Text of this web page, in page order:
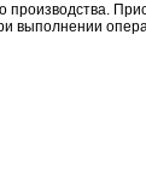
производства.
выполнении